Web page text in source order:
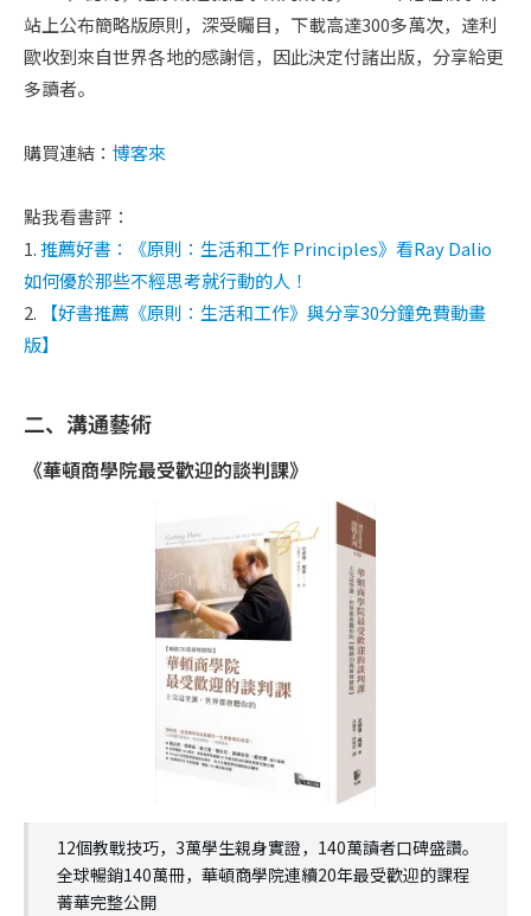
站上公布簡略版原則，深受矚目，下載高達300多萬次，達利
歐收到來自世界各地的感謝信，因此決定付諸出版，分享給更
多讀者。
購買連結： 博客來
點我看書評：
1.推薦好書：《原則：生活和工作 Principles》看Ray Dalio
如何優於那些不經思考就行動的人！
2.
【好書推薦《原則：生活和工作》與分享30分鐘免費動畫
版】
二、溝通藝術
《華頓商學院最受歡迎的談判課》
12個教戰技巧，3萬學生親身實證，140萬讀者口碑盛讚。
全球暢銷140萬冊，華頓商學院連續20年最受歡迎的課程
菁華完整公開